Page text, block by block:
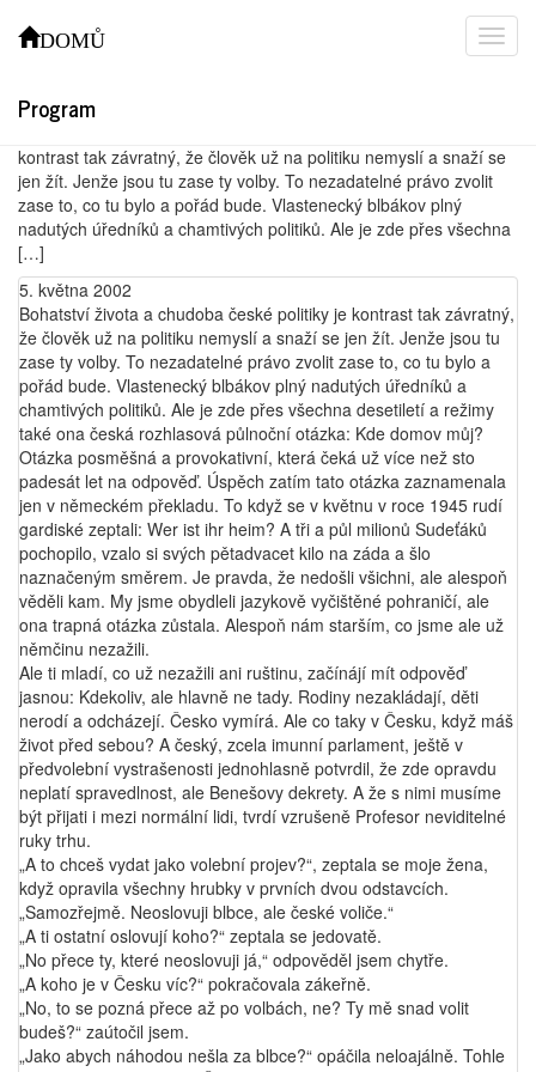
DOMŮ
Program
JAROSLAV HUTKA – volební
kontrast tak závratný, že člověk už na politiku nemyslí a snaží se
jen žít. Jenže jsou tu zase ty volby. To nezadatelné právo zvolit
zase to, co tu bylo a pořád bude. Vlastenecký blbákov plný
nadutých úředníků a chamtivých politiků. Ale je zde přes všechna
[…]
5. května 2002
Bohatství života a chudoba české politiky je kontrast tak závratný,
že člověk už na politiku nemyslí a snaží se jen žít. Jenže jsou tu
zase ty volby. To nezadatelné právo zvolit zase to, co tu bylo a
pořád bude. Vlastenecký blbákov plný nadutých úředníků a
chamtivých politiků. Ale je zde přes všechna desetiletí a režimy
také ona česká rozhlasová půlnoční otázka: Kde domov můj?
Otázka posměšná a provokativní, která čeká už více než sto
padesát let na odpověď. Úspěch zatím tato otázka zaznamenala
jen v německém překladu. To když se v květnu v roce 1945 rudí
gardiské zeptali: Wer ist ihr heim? A tři a půl milionů Sudeťáků
pochopilo, vzalo si svých pětadvacet kilo na záda a šlo
naznačeným směrem. Je pravda, že nedošli všichni, ale alespoň
věděli kam. My jsme obydleli jazykově vyčištěné pohraničí, ale
ona trapná otázka zůstala. Alespoň nám starším, co jsme ale už
němčinu nezažili.
Ale ti mladí, co už nezažili ani ruštinu, začínájí mít odpověď
jasnou: Kdekoliv, ale hlavně ne tady. Rodiny nezakládají, děti
nerodí a odcházejí. Česko vymírá. Ale co taky v Česku, když máš
život před sebou? A český, zcela imunní parlament, ještě v
předvolební vystrašenosti jednohlasně potvrdil, že zde opravdu
neplatí spravedlnost, ale Benešovy dekrety. A že s nimi musíme
být přijati i mezi normální lidi, tvrdí vzrušeně Profesor neviditelné
ruky trhu.
„A to chceš vydat jako volební projev?“, zeptala se moje žena,
když opravila všechny hrubky v prvních dvou odstavcích.
„Samozřejmě. Neoslovuji blbce, ale české voliče.“
„A ti ostatní oslovují koho?“ zeptala se jedovatě.
„No přece ty, které neoslovuji já,“ odpověděl jsem chytře.
„A koho je v Česku víc?“ pokračovala zákeřně.
„No, to se pozná přece až po volbách, ne? Ty mě snad volit
budeš?“ zaútočil jsem.
„Jako abych náhodou nešla za blbce?“ opáčila neloajálně. Tohle